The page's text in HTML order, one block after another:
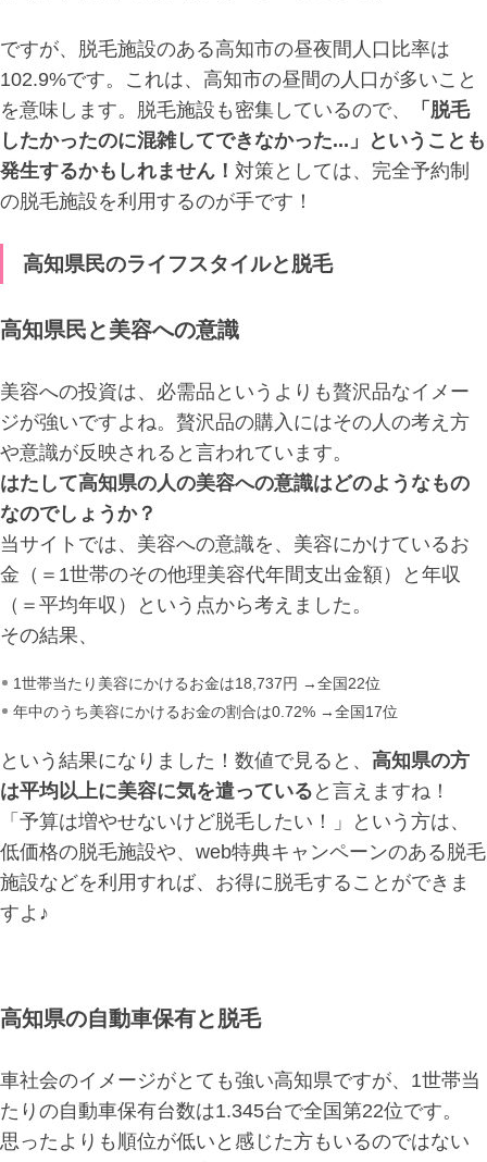
ですが、脱毛施設のある高知市の昼夜間人口比率は
102.9%です。これは、高知市の昼間の人口が多いこと
を意味します。脱毛施設も密集しているので、
「脱毛
したかったのに混雑してできなかった...」ということも
発生するかもしれません！ 対策としては、完全予約制
の脱毛施設を利用するのが手です！
高知県民のライフスタイルと脱毛
高知県民と美容への意識
美容への投資は、必需品というよりも贅沢品なイメー
ジが強いですよね。贅沢品の購入にはその人の考え方
や意識が反映されると言われています。
はたして高知県の人の美容への意識はどのようなもの
なのでしょうか？
当サイトでは、美容への意識を、美容にかけているお
金（＝1世帯のその他理美容代年間支出金額）と年収
（＝平均年収）という点から考えました。
その結果、
1世帯当たり美容にかけるお金は18,737円 →全国22位
年中のうち美容にかけるお金の割合は0.72% →全国17位
という結果になりました！数値で見ると、 高知県の方
は平均以上に美容に気を遣っている と言えますね！
「予算は増やせないけど脱毛したい！」という方は、
低価格の脱毛施設や、web特典キャンペーンのある脱毛
施設などを利用すれば、お得に脱毛することができま
すよ♪
高知県の自動車保有と脱毛
車社会のイメージがとても強い高知県ですが、1世帯当
たりの自動車保有台数は1.345台で全国第22位です。
思ったよりも順位が低いと感じた方もいるのではない